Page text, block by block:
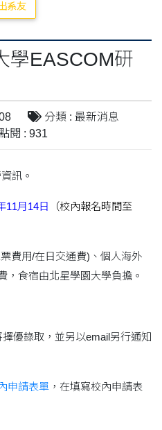
系友
學EASCOM研
分類 : 最新消息
閱 : 931
訊。
11月14日
（校內報名時間至
費用/在日交通費)、 個人海外
，食宿由北星學園大學負擔。
優錄取， 並另以email另行通知
申請表單 ，在填寫校內申請表